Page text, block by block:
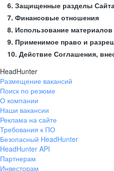
6. Защищенные разделы
7. Финансовые отношения
8. Использование
9. Применимое право и
10. Действие Соглашения,
HeadHunter
Размещение вакансий
Поиск по резюме
О компании
Наши вакансии
Реклама на сайте
Требования к ПО
Безопасный HeadHunter
HeadHunter API
Партнерам
Инвесторам